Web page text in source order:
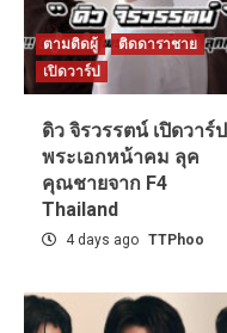
ตามติดผู้
ติดดาราชาย
เปิดวาร์ป
ดิว จิรวรรตน์ เปิดวาร์ป
พระเอกหน้าคม ลุค
คุณชายจาก F4
Thailand
4 days ago TTPhoo